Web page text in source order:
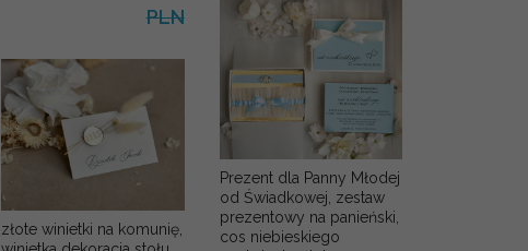
PLN
złote winietki na komunię,
Prezent dla Panny Młodej
od Świadkowej, zestaw
prezentowy na panieński,
cos niebieskiego